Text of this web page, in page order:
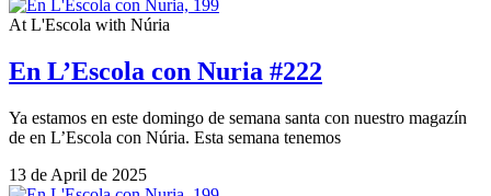
At L'Escola with Núria
En L’Escola con Nuria #222
Ya estamos en este domingo de semana santa con nuestro magazín
de en L’Escola con Núria. Esta semana tenemos
13 de April de 2025